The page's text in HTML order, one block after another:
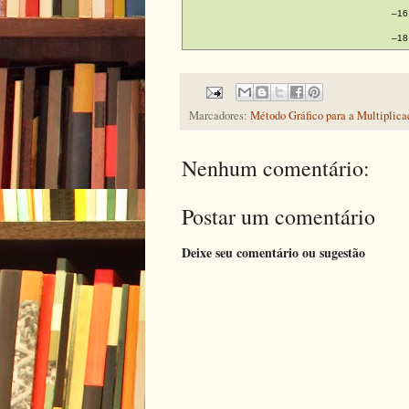
Marcadores: Método Gráfico para a
Nenhum comentário:
Postar um comentário
Deixe seu comentário ou sugestão